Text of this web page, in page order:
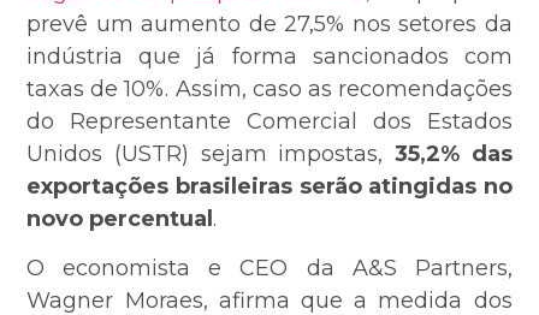
prevê um aumento de 27,5% nos setores da
indústria que já forma sancionados com
taxas de 10%. Assim, caso as recomendações
do Representante Comercial dos Estados
Unidos (USTR) sejam impostas, 35,2% das
exportações brasileiras serão atingidas no
novo percentual.
O economista e CEO da A&S Partners,
Wagner Moraes, afirma que a medida dos